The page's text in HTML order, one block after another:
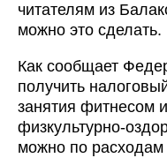
читателям из
можно это сделать.
Как сообщает
получить
занятия фитнесом
физкультурно-
можно по расходам